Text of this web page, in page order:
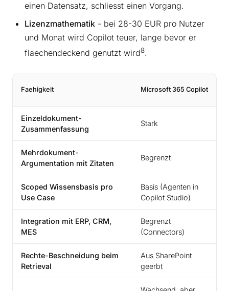
einen Datensatz, schliesst einen Vorgang.
Lizenzmathematik - bei 28-30 EUR pro Nutzer
und Monat wird Copilot teuer, lange bevor er
flaechendeckend genutzt wird8.
Faehigkeit Microsoft 365 Copilot
Einzeldokument-
Zusammenfassung
Stark
Mehrdokument-
Argumentation mit Zitaten
Begrenzt
Scoped Wissensbasis pro
Use Case
Basis (Agenten in
Copilot Studio)
Integration mit ERP, CRM,
MES
Begrenzt
(Connectors)
Rechte-Beschneidung beim
Retrieval
Aus SharePoint
geerbt